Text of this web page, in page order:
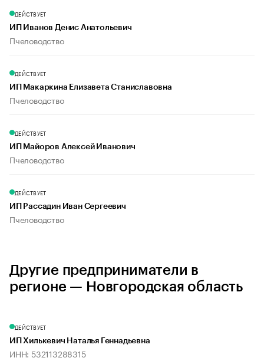
ДЕЙСТВУЕТ
ИП Иванов Денис Анатольевич
Пчеловодство
ДЕЙСТВУЕТ
ИП Макаркина Елизавета Станиславовна
Пчеловодство
ДЕЙСТВУЕТ
ИП Майоров Алексей Иванович
Пчеловодство
ДЕЙСТВУЕТ
ИП Рассадин Иван Сергеевич
Пчеловодство
Другие предприниматели в
регионе — Новгородская область
ДЕЙСТВУЕТ
ИП Хилькевич Наталья Геннадьевна
ИНН: 532113288315